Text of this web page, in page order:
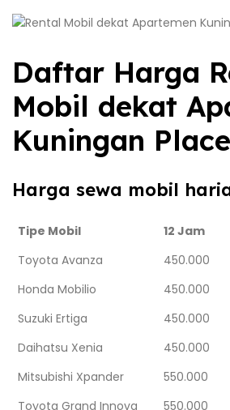
Daftar Harga
Mobil dekat
Kuningan
Harga sewa mobil
Tipe Mobil 12 Jam
Toyota Avanza
450.000
Honda Mobilio
450.000
Suzuki Ertiga
450.000
Daihatsu Xenia
450.000
Mitsubishi Xpander
550.000
Toyota Grand Innova
550.000